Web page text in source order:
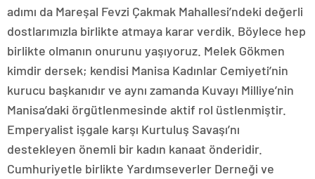
adımı da Mareşal Fevzi Çakmak Mahallesi’ndeki değerli
dostlarımızla birlikte atmaya karar verdik. Böylece hep
birlikte olmanın onurunu yaşıyoruz. Melek Gökmen
kimdir dersek; kendisi Manisa Kadınlar Cemiyeti’nin
kurucu başkanıdır ve aynı zamanda Kuvayı Milliye’nin
Manisa’daki örgütlenmesinde aktif rol üstlenmiştir.
Emperyalist işgale karşı Kurtuluş Savaşı’nı
destekleyen önemli bir kadın kanaat önderidir.
Cumhuriyetle birlikte Yardımseverler Derneği ve